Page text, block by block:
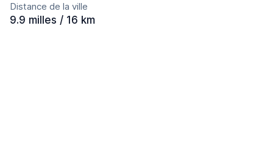
Distance de la ville
9.9 milles / 16 km